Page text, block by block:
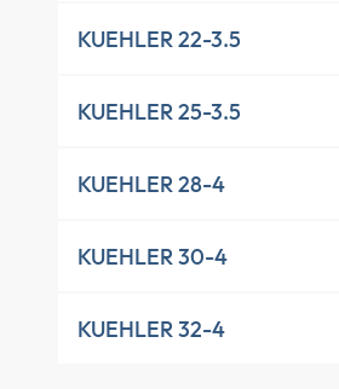
KUEHLER 22-3.5
KUEHLER 25-3.5
KUEHLER 28-4
KUEHLER 30-4
KUEHLER 32-4